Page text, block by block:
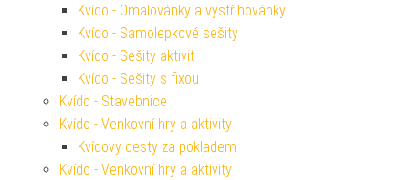
Kvído - Omalovánky a vystřihovánky
Kvído - Samolepkové sešity
Kvído - Sešity aktivit
Kvído - Sešity s fixou
Kvído - Stavebnice
Kvído - Venkovní hry a aktivity
Kvídovy cesty za pokladem
Kvído - Venkovní hry a aktivity